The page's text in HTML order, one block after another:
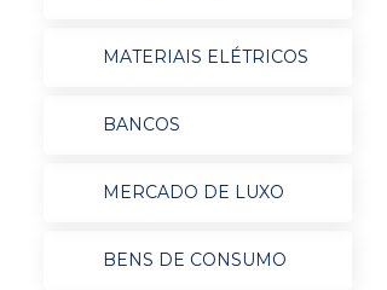
MATERIAIS ELÉTRICOS
BANCOS
MERCADO DE LUXO
BENS DE CONSUMO